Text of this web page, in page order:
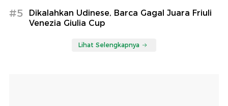
#5
Dikalahkan Udinese, Barca Gagal Juara Friuli
Venezia Giulia Cup
Lihat Selengkapnya